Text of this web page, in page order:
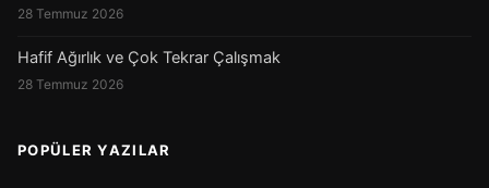
28 Temmuz 2026
Hafif Ağırlık ve Çok Tekrar Çalışmak
28 Temmuz 2026
POPÜLER YAZILAR